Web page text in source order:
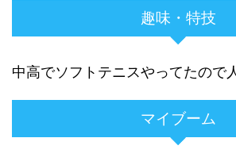
趣味・特技
中高でソフトテニスやってたので
マイブーム